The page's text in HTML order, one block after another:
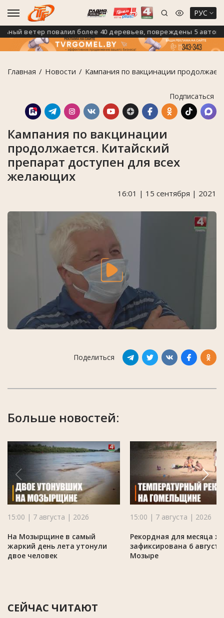
РУС
ветер повалил более 40 деревьев, повреждены 5
Главная Новости Кампания по вакцинации
Подписаться
Кампания по вакцинации
продолжается. Китайский
препарат доступен для всех
желающих
16:01 | 15 сентября | 2021
Поделиться
Больше новостей:
15:00 | 7 августа | 2026
На Мозырщине в самый
жаркий день лета утонули
двое человек
15:00 | 7 августа | 2026
Рекордная для месяца
зафиксирована 6
Мозыре
СЕЙЧАС ЧИТАЮТ